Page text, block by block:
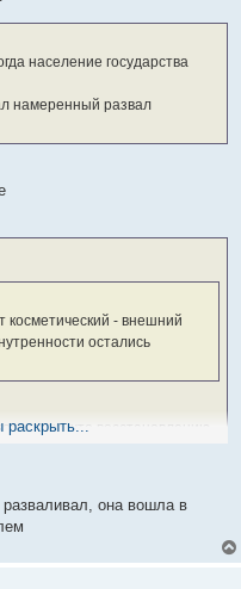
население государства
намеренный развал
косметический - внешний
остались
что восстановлению
старого до
нового.
раскрыть...
она вошла в